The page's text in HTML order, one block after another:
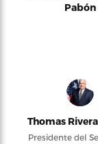
Pabón
Thomas
Presidente del